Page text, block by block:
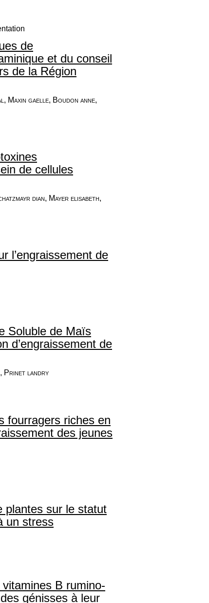
de
et du conseil
de la Région
Maxin gaelle, Boudon anne,
de cellules
dian, Mayer elisabeth,
l’engraissement de
Soluble de Maïs
d’engraissement de
Prinet landry
fourragers riches en
des jeunes
plantes sur le statut
un stress
B rumino-
génisses à leur